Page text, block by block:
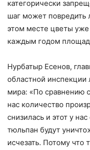
категорически
шаг может повредить
этом месте цветы уже
каждым годом
Нурбатыр Есенов,
областной инспекции
мира: «По сравнению
нас количество
снизилась и этот у
тюльпан будут
исчезать. Потому что